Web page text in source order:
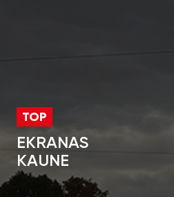
TOP
EKRANAS
KAUNE